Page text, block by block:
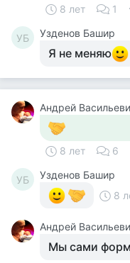
8 лет 1
УБ Узденов Башир
Я не меняю
Андрей
8 лет 6
УБ
Узденов Башир
8
Андрей
Мы сами